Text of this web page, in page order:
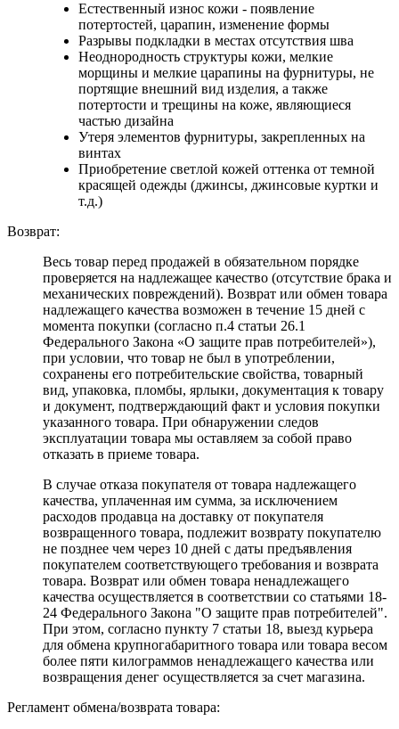
Естественный износ кожи - появление
потертостей, царапин, изменение формы
Разрывы подкладки в местах отсутствия шва
Неоднородность структуры кожи, мелкие
морщины и мелкие царапины на фурнитуры, не
портящие внешний вид изделия, а также
потертости и трещины на коже, являющиеся
частью дизайна
Утеря элементов фурнитуры, закрепленных на
винтах
Приобретение светлой кожей оттенка от темной
красящей одежды (джинсы, джинсовые куртки и
т.д.)
Возврат:
Весь товар перед продажей в обязательном порядке
проверяется на надлежащее качество (отсутствие брака и
механических повреждений). Возврат или обмен товара
надлежащего качества возможен в течение 15 дней с
момента покупки (согласно п.4 статьи 26.1
Федерального Закона «О защите прав потребителей»),
при условии, что товар не был в употреблении,
сохранены его потребительские свойства, товарный
вид, упаковка, пломбы, ярлыки, документация к товару
и документ, подтверждающий факт и условия покупки
указанного товара. При обнаружении следов
эксплуатации товара мы оставляем за собой право
отказать в приеме товара.
В случае отказа покупателя от товара надлежащего
качества, уплаченная им сумма, за исключением
расходов продавца на доставку от покупателя
возвращенного товара, подлежит возврату покупателю
не позднее чем через 10 дней с даты предъявления
покупателем соответствующего требования и возврата
товара. Возврат или обмен товара ненадлежащего
качества осуществляется в соответствии со статьями 18-
24 Федерального Закона "О защите прав потребителей".
При этом, согласно пункту 7 статьи 18, выезд курьера
для обмена крупногабаритного товара или товара весом
более пяти килограммов ненадлежащего качества или
возвращения денег осуществляется за счет магазина.
Регламент обмена/возврата товара: